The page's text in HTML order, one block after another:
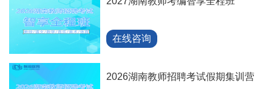
在线咨询
2026湖南教师招聘考试假期集训营